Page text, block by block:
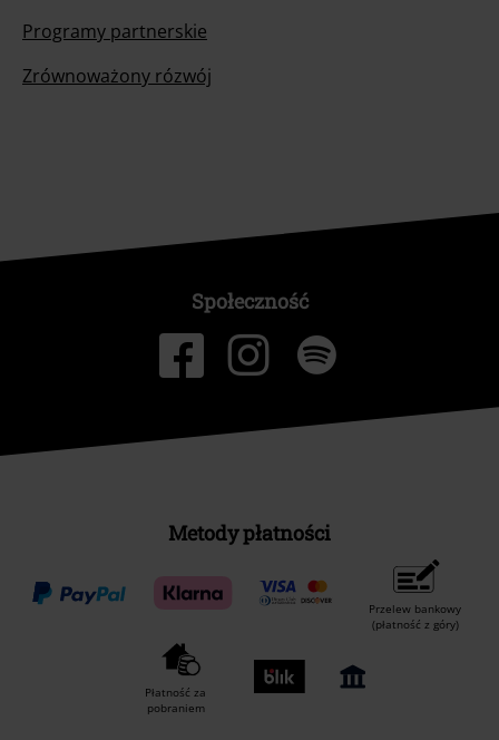
Programy partnerskie
Zrównoważony rózwój
Społeczność
Metody płatności
Przelew bankowy
(płatność z góry)
Płatność za
pobraniem